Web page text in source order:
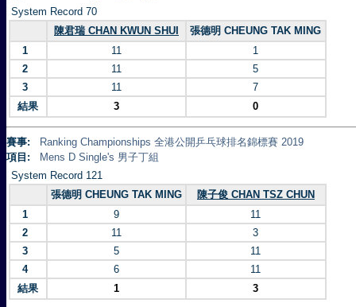
System Record 70
陳君瑞 CHAN KWUN SHUI
張德明 CHEUNG TAK MING
1
11
1
2
11
5
3
11
7
結果
3 0
賽事:
Ranking Championships 全港公開乒乓球排名錦標賽 2019
項目:
Mens D Single's 男子丁組
System Record 121
張德明 CHEUNG TAK MING
陳子俊 CHAN TSZ CHUN
1
9
11
2
11
3
3
5
11
4
6
11
結果
1 3